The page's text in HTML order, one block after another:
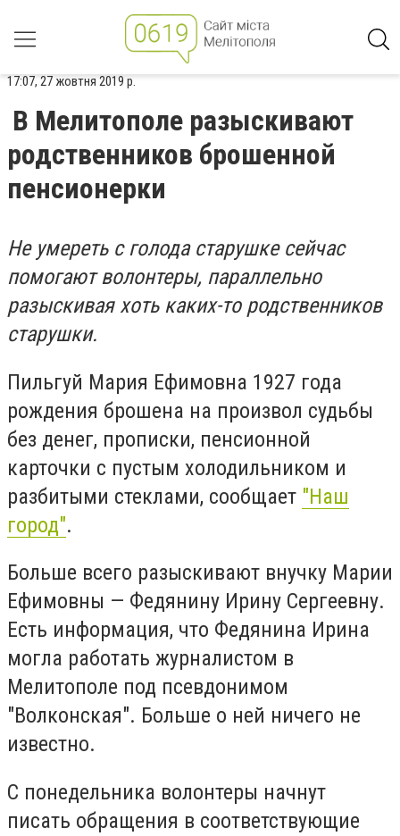
17:07, 27 жовтня 2019 р.
В Мелитополе разыскивают
родственников брошенной
пенсионерки
Не умереть с голода старушке сейчас
помогают волонтеры, параллельно
разыскивая хоть каких-то родственников
старушки.
Пильгуй Мария Ефимовна 1927 года
рождения брошена на произвол судьбы
без денег, прописки, пенсионной
карточки с пустым холодильником и
разбитыми стеклами, сообщает "Наш
город".
Больше всего разыскивают внучку Марии
Ефимовны — Федянину Ирину Сергеевну.
Есть информация, что Федянина Ирина
могла работать журналистом в
Мелитополе под псевдонимом
"Волконская". Больше о ней ничего не
известно.
С понедельника волонтеры начнут
писать обращения в соответствующие